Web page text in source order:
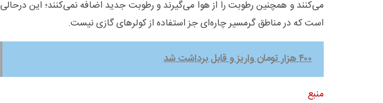
می‌کنند و همچنین رطوبت را از هوا می‌گیرند و رطوبت جدید اضافه نمی‌کنند؛ این درحالی
است که در مناطق گرمسیر چاره‌ای جز استفاده از کولرهای گازی نیست.
۴۰۰ هزار تومان واریز و قابل برداشت شد
منبع